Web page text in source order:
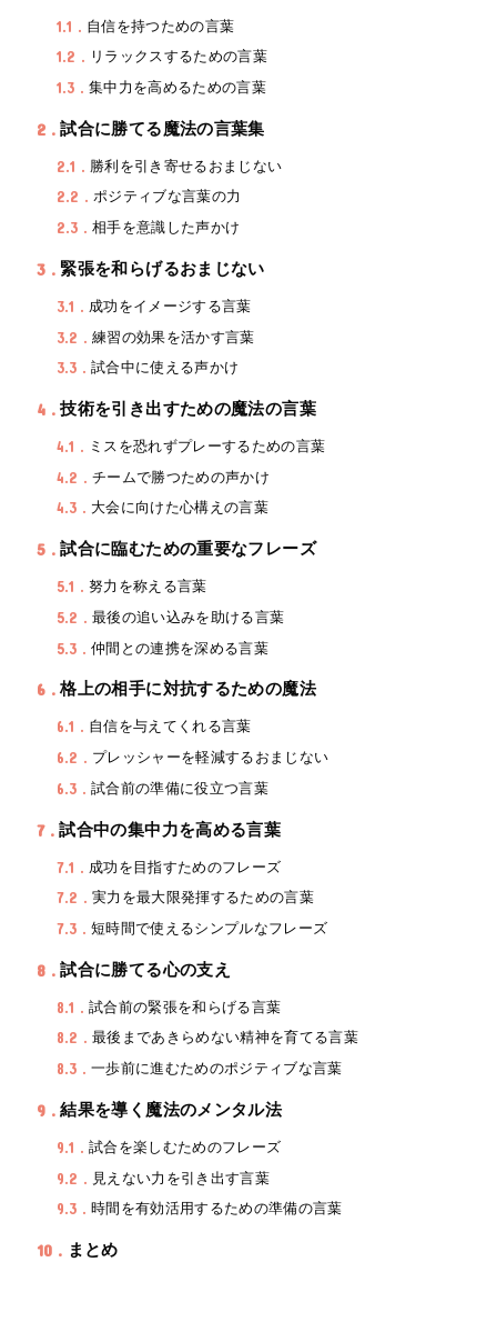
1.1 自信を持つための言葉
1.2 リラックスするための言葉
1.3 集中力を高めるための言葉
2 試合に勝てる魔法の言葉集
2.1 勝利を引き寄せるおまじない
2.2 ポジティブな言葉の力
2.3 相手を意識した声かけ
3 緊張を和らげるおまじない
3.1 成功をイメージする言葉
3.2 練習の効果を活かす言葉
3.3 試合中に使える声かけ
4 技術を引き出すための魔法の言葉
4.1 ミスを恐れずプレーするための言葉
4.2 チームで勝つための声かけ
4.3 大会に向けた心構えの言葉
5 試合に臨むための重要なフレーズ
5.1 努力を称える言葉
5.2 最後の追い込みを助ける言葉
5.3 仲間との連携を深める言葉
6 格上の相手に対抗するための魔法
6.1 自信を与えてくれる言葉
6.2 プレッシャーを軽減するおまじない
6.3 試合前の準備に役立つ言葉
7 試合中の集中力を高める言葉
7.1 成功を目指すためのフレーズ
7.2 実力を最大限発揮するための言葉
7.3 短時間で使えるシンプルなフレーズ
8 試合に勝てる心の支え
8.1 試合前の緊張を和らげる言葉
8.2 最後まであきらめない精神を育てる言葉
8.3 一歩前に進むためのポジティブな言葉
9 結果を導く魔法のメンタル法
9.1 試合を楽しむためのフレーズ
9.2 見えない力を引き出す言葉
9.3 時間を有効活用するための準備の言葉
10 まとめ